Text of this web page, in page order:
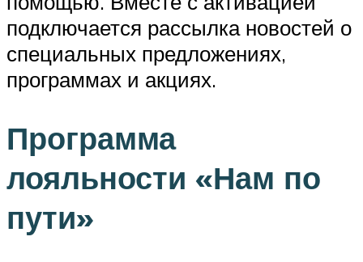
подключается рассылка новостей о
специальных предложениях,
программах и акциях.
Программа
лояльности «Нам по
пути»